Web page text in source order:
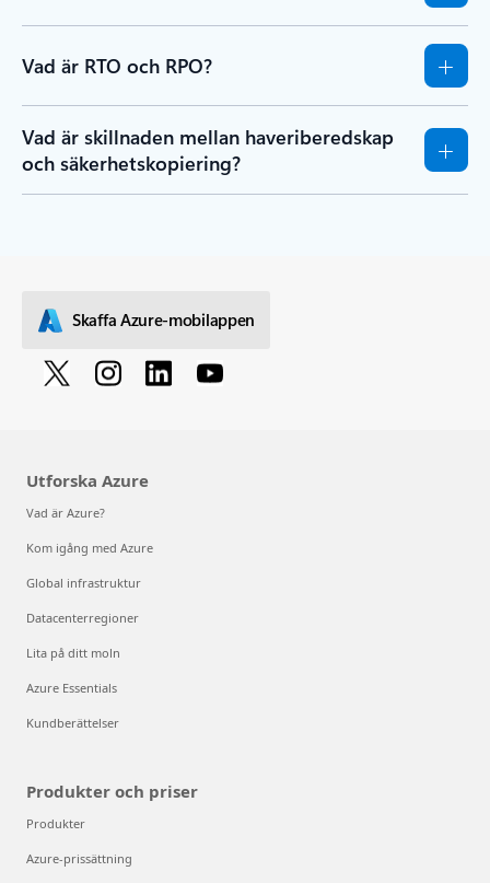
Vad är RTO och RPO?
Vad är skillnaden mellan haveriberedskap
och säkerhetskopiering?
Skaffa Azure-mobilappen
Utforska Azure
Vad är Azure?
Kom igång med Azure
Global infrastruktur
Datacenterregioner
Lita på ditt moln
Azure Essentials
Kundberättelser
Produkter och priser
Produkter
Azure-prissättning